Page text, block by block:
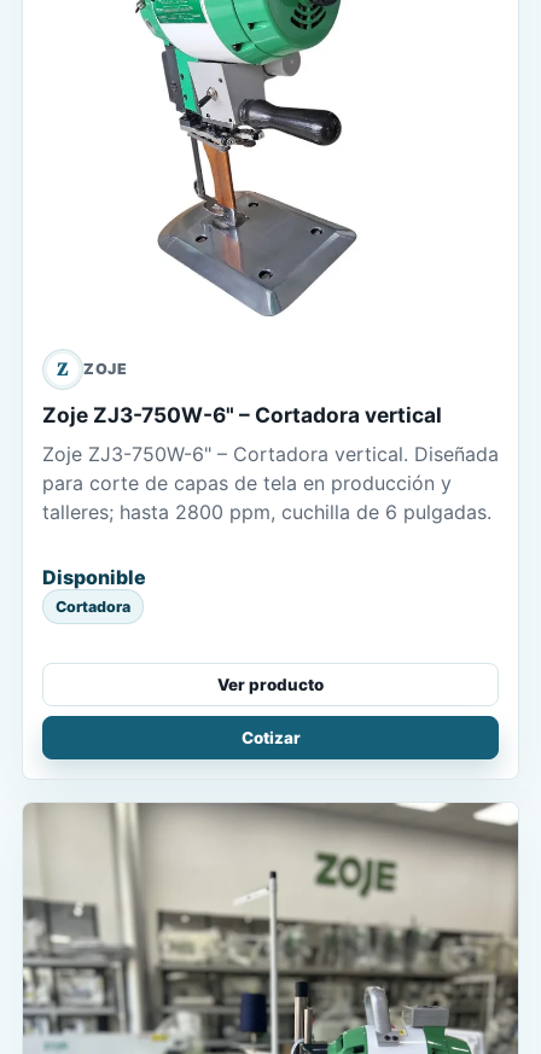
Z ZOJE
Zoje ZJ3-750W-6" – Cortadora vertical
Zoje ZJ3-750W-6" – Cortadora vertical. Diseñada
para corte de capas de tela en producción y
talleres; hasta 2800 ppm, cuchilla de 6 pulgadas.
Disponible
Cortadora
Ver producto
Cotizar